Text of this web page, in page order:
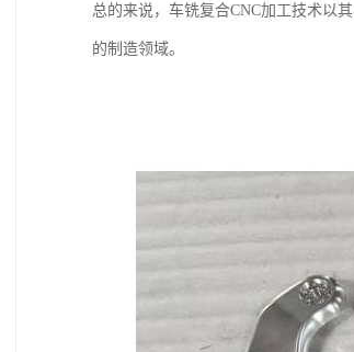
总的来说，车铣复合CNC加工技术以
的制造领域。